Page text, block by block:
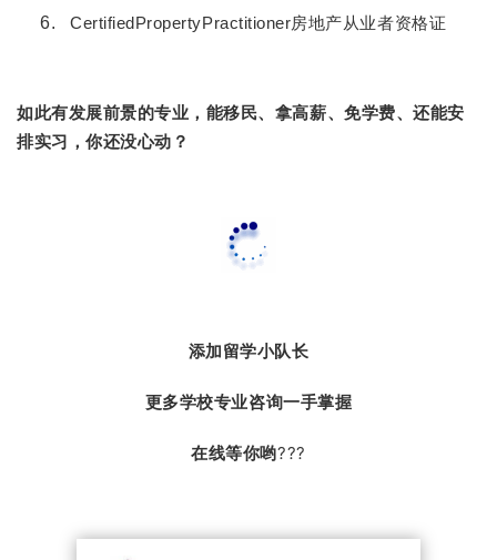
CertifiedPropertyPractitioner房地产从业者资格证
如此有发展前景的专业，能移民、拿高薪、免学费、还能安
排实习，你还没心动？
添加留学小队长
更多学校专业咨询一手掌握
在线等你哟???